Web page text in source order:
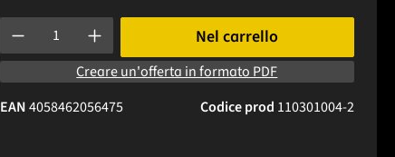
Quantità del prodotto: inserisci la quantità desiderata o usa i
Nel carrello
Creare un'offerta in formato PDF
Codice prod 110301004-2
EAN4058462056475